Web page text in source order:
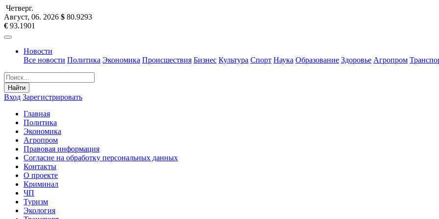
Четверг.
Август, 06. 2026 $ 80.9293
€ 93.1901
Новости
Все новости Политика Экономика Происшествия Бизнес Культура Спорт Наука Образование Здоровье Агропром
Найти
Вход Зарегистрировать
Главная
Политика
Экономика
Агропром
Правовая информация
Согласие на обработку персональных данных
Контакты
О проекте
Криминал
ЧП
Туризм
Экология